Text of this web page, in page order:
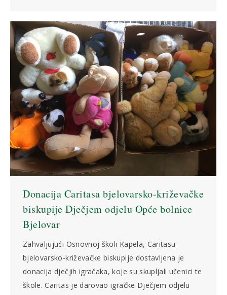
Donacija Caritasa bjelovarsko-križevačke
biskupije Dječjem odjelu Opće bolnice
Bjelovar
Zahvaljujući Osnovnoj školi Kapela, Caritasu
bjelovarsko-križevačke biskupije dostavljena je
donacija dječjih igračaka, koje su skupljali učenici te
škole. Caritas je darovao igračke Dječjem odjelu